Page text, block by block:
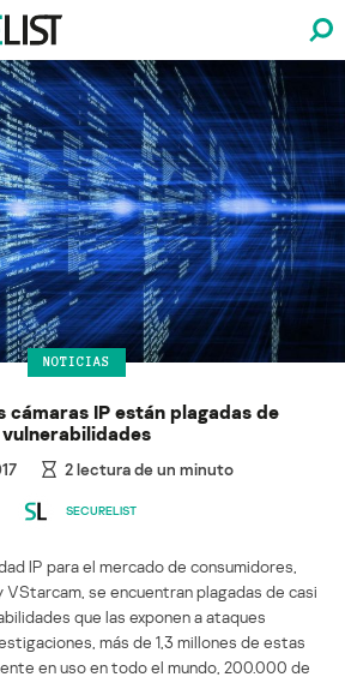
NOTICIAS
cámaras IP están plagadas de
vulnerabilidades
2lectura de un minuto
SECURELIST
IP para el mercado de consumidores,
se encuentran plagadas de casi
que las exponen a ataques
más de 1,3 millones de estas
en uso en todo el mundo, 200.000 de